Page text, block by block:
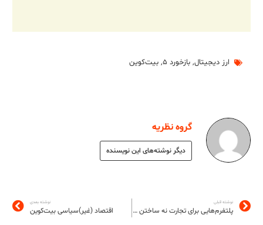
ارز دیجیتال, بازخورد ۵ , بیت‌کوین
گروه نظریه
دیگر نوشته‌های این نویسنده
نوشته قبلی
پلتفرم‌هایی برای تجارت نه ساختن جامعه‌ای انسانی‌تر
نوشته بعدی
اقتصاد (غیر)سیاسی بیت‌کوین